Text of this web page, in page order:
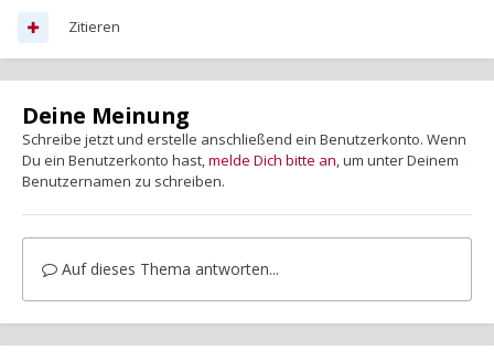
Zitieren
Deine Meinung
Schreibe jetzt und erstelle anschließend ein Benutzerkonto. Wenn
Du ein Benutzerkonto hast,melde Dich bitte an, um unter Deinem
Benutzernamen zu schreiben.
Auf dieses Thema antworten...